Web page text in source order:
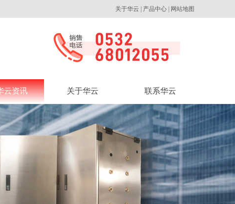
关于华云 产品中心 网站地图
云资讯 关于华云 联系华云